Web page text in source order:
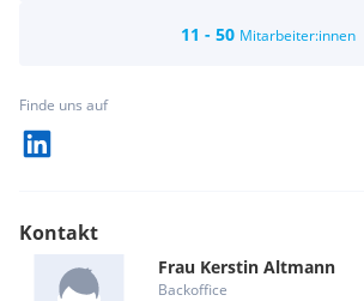
11 - 50 Mitarbeiter:innen
Finde uns auf
Kontakt
Frau Kerstin Altmann
Backoffice